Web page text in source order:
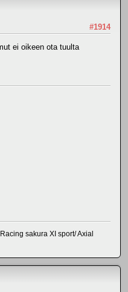
#1914
ei oikeen ota tuulta
sakura XI sport/ Axial